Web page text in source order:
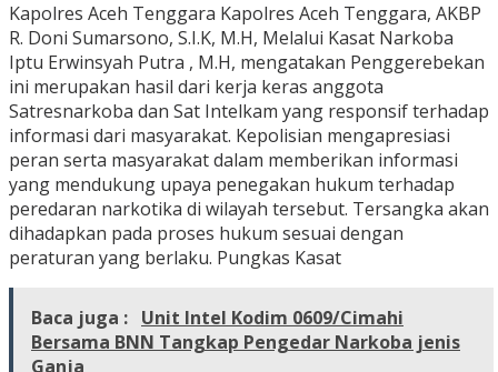
Kapolres Aceh Tenggara Kapolres Aceh Tenggara, AKBP
R. Doni Sumarsono, S.I.K, M.H, Melalui Kasat Narkoba
Iptu Erwinsyah Putra , M.H, mengatakan Penggerebekan
ini merupakan hasil dari kerja keras anggota
Satresnarkoba dan Sat Intelkam yang responsif terhadap
informasi dari masyarakat. Kepolisian mengapresiasi
peran serta masyarakat dalam memberikan informasi
yang mendukung upaya penegakan hukum terhadap
peredaran narkotika di wilayah tersebut. Tersangka akan
dihadapkan pada proses hukum sesuai dengan
peraturan yang berlaku. Pungkas Kasat
Baca juga : Unit Intel Kodim 0609/Cimahi
Bersama BNN Tangkap Pengedar Narkoba jenis
Ganja